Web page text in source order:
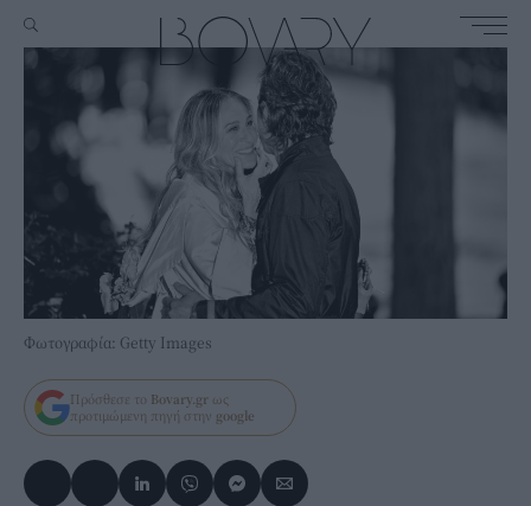
Φωτογραφία: Getty Images
Πρόσθεσε το Bovary.gr ως
προτιμώμενη πηγή στην google